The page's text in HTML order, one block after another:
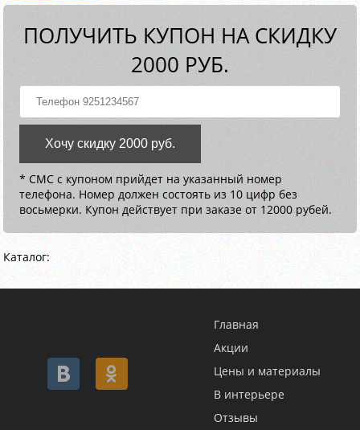
ПОЛУЧИТЬ КУПОН НА СКИДКУ
2000 РУБ.
Хочу скидку 2000 руб.
* СМС с купоном прийдет на указанный номер
телефона. Номер должен состоять из 10 цифр без
восьмерки. Купон действует при заказе от 12000 рубей.
Каталог:
Главная
Акции
Цены и материалы
В интерьере
Отзывы